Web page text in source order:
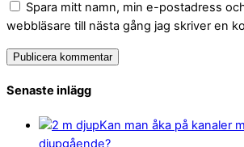
Spara mitt namn, min e-postadress
webbläsare till nästa gång jag skriver en
Senaste inlägg
Kan man åka på kanaler
djupgående?